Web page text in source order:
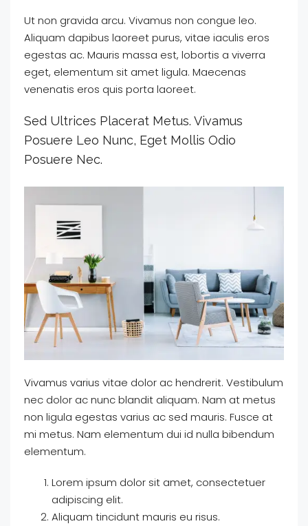
Ut non gravida arcu. Vivamus non congue leo.
Aliquam dapibus laoreet purus, vitae iaculis eros
egestas ac. Mauris massa est, lobortis a viverra
eget, elementum sit amet ligula. Maecenas
venenatis eros quis porta laoreet.
Sed Ultrices Placerat Metus. Vivamus
Posuere Leo Nunc, Eget Mollis Odio
Posuere Nec.
Vivamus varius vitae dolor ac hendrerit. Vestibulum
nec dolor ac nunc blandit aliquam. Nam at metus
non ligula egestas varius ac sed mauris. Fusce at
mi metus. Nam elementum dui id nulla bibendum
elementum.
Lorem ipsum dolor sit amet, consectetuer
adipiscing elit.
Aliquam tincidunt mauris eu risus.